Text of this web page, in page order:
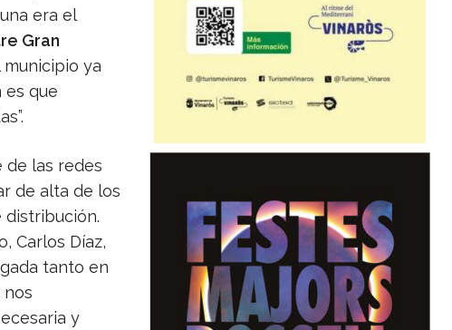
era el
Gran
municipio ya
es que
de las redes
de alta de los
distribución.
Carlos Díaz,
tanto en
nos
y